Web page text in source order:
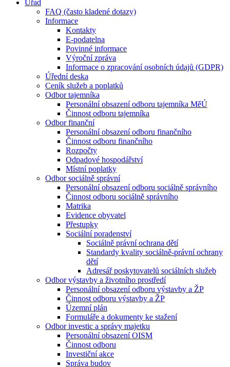
Úřad
FAQ (často kladené dotazy)
Informace
Kontakty
E-podatelna
Povinné informace
Výroční zpráva
Informace o zpracování osobních údajů (GDPR)
Úřední deska
Ceník služeb a poplatků
Odbor tajemníka
Personální obsazení odboru tajemníka MěÚ
Činnost odboru tajemníka
Odbor finanční
Personální obsazení odboru finančního
Činnost odboru finančního
Rozpočty
Odpadové hospodářství
Místní poplatky
Odbor sociálně správní
Personální obsazení odboru sociálně správního
Činnost odboru sociálně správního
Matrika
Evidence obyvatel
Přestupky
Sociální poradenství
Sociálně právní ochrana dětí
Standardy kvality sociálně-právní ochrany
dětí
Adresář poskytovatelů sociálních služeb
Odbor výstavby a životního prostředí
Personální obsazení odboru výstavby a ŽP
Činnost odboru výstavby a ŽP
Územní plán
Formuláře a dokumenty ke stažení
Odbor investic a správy majetku
Personální obsazení OISM
Činnost odboru
Investiční akce
Správa budov